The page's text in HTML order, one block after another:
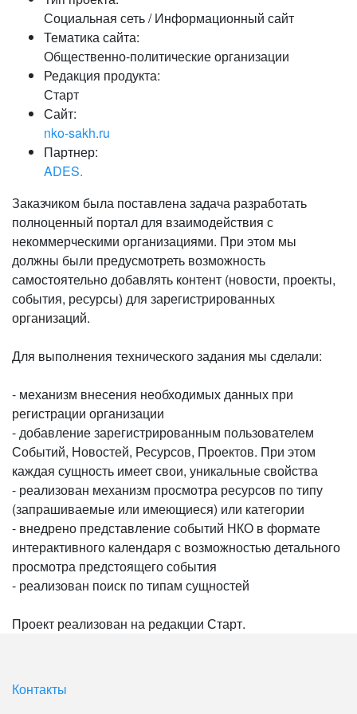
Социальная сеть / Информационный сайт
Тематика сайта:
Общественно-политические организации
Редакция продукта:
Старт
Сайт:
nko-sakh.ru
Партнер:
ADES.
Заказчиком была поставлена задача разработать
полноценный портал для взаимодействия с
некоммерческими организациями. При этом мы
должны были предусмотреть возможность
самостоятельно добавлять контент (новости, проекты,
события, ресурсы) для зарегистрированных
организаций.
Для выполнения технического задания мы сделали:
- механизм внесения необходимых данных при
регистрации организации
- добавление зарегистрированным пользователем
Событий, Новостей, Ресурсов, Проектов. При этом
каждая сущность имеет свои, уникальные свойства
- реализован механизм просмотра ресурсов по типу
(запрашиваемые или имеющиеся) или категории
- внедрено представление событий НКО в формате
интерактивного календаря с возможностью детального
просмотра предстоящего события
- реализован поиск по типам сущностей
Проект реализован на редакции Старт.
Контакты